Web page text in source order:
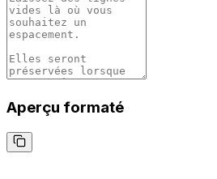
Aperçu formaté